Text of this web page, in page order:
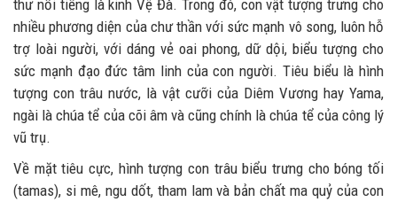
thư nổi tiếng là kinh Vệ Đà. Trong đó, con vật tượng trưng cho
nhiều phương diện của chư thần với sức mạnh vô song, luôn hỗ
trợ loài người, với dáng vẻ oai phong, dữ dội, biểu tượng cho
sức mạnh đạo đức tâm linh của con người. Tiêu biểu là hình
tượng con trâu nước, là vật cưỡi của Diêm Vương hay Yama,
ngài là chúa tể của cõi âm và cũng chính là chúa tể của công lý
vũ trụ.
Về mặt tiêu cực, hình tượng con trâu biểu trưng cho bóng tối
(tamas), si mê, ngu dốt, tham lam và bản chất ma quỷ của con